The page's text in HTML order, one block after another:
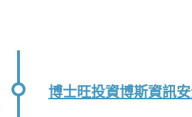
博士旺投資博斯資訊